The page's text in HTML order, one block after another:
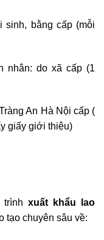
sinh, bằng cấp (mỗi
nhân: do xã cấp (1
An Hà Nội cấp (
giấy giới thiệu)
xuất khẩu lao
tạo chuyên sâu về: